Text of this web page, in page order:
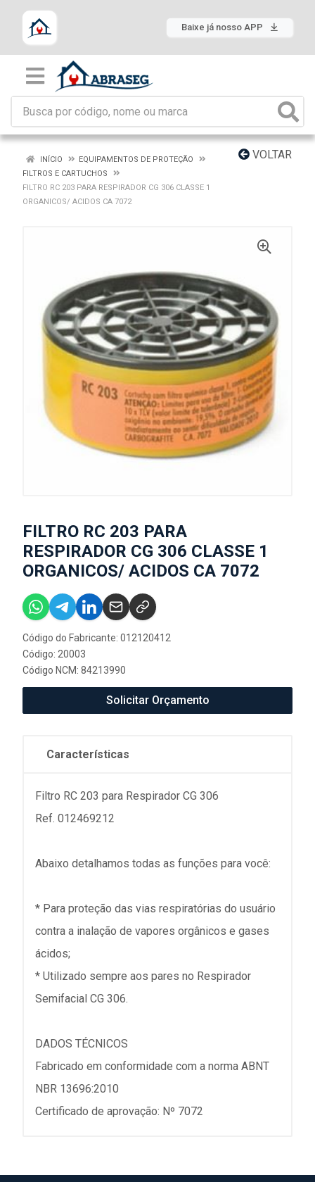
Baixe já nosso APP
VOLTAR
INÍCIO
EQUIPAMENTOS DE PROTEÇÃO
FILTROS E CARTUCHOS
FILTRO RC 203 PARA RESPIRADOR CG 306 CLASSE 1
ORGANICOS/ ACIDOS CA 7072
FILTRO RC 203 PARA
RESPIRADOR CG 306 CLASSE 1
ORGANICOS/ ACIDOS CA 7072
Código do Fabricante: 012120412
Código: 20003
Código NCM: 84213990
Solicitar Orçamento
Características
Filtro RC 203 para Respirador CG 306
Ref. 012469212
Abaixo detalhamos todas as funções para você:
* Para proteção das vias respiratórias do usuário
contra a inalação de vapores orgânicos e gases
ácidos;
* Utilizado sempre aos pares no Respirador
Semifacial CG 306.
DADOS TÉCNICOS
Fabricado em conformidade com a norma ABNT
NBR 13696:2010
Certificado de aprovação: Nº 7072